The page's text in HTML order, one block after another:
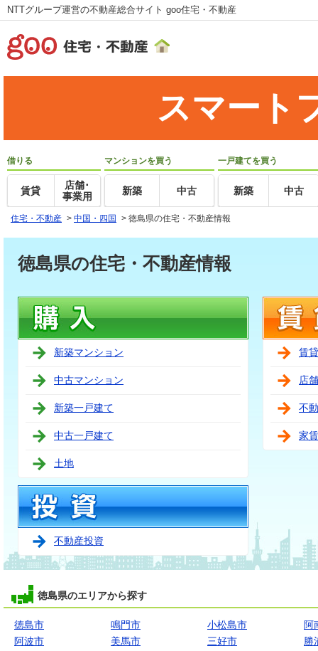
NTTグループ運営の不動産総合サイト goo住宅・不動産
スマート
借りる
賃貸
店舗･
事業用
マンションを買う
新築 中古
一戸建てを買う
新築 中古
住宅・不動産 > 中国・四国 > 徳島県の住宅・不動産情報
徳島県の住宅・不動産情報
新築マンション
中古マンション
新築一戸建て
中古一戸建て
土地
不動産投資
賃
店
不
家
徳島県のエリアから探す
徳島市 鳴門市 小松島市
阿
阿波市
美馬市 三好市
勝